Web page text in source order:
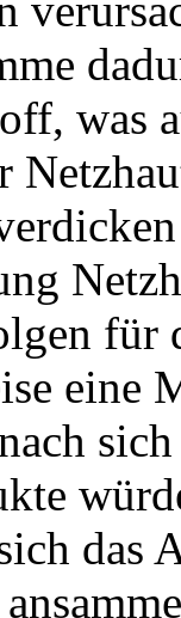
was
für
eine